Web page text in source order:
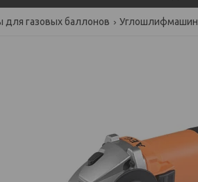
газовых баллонов